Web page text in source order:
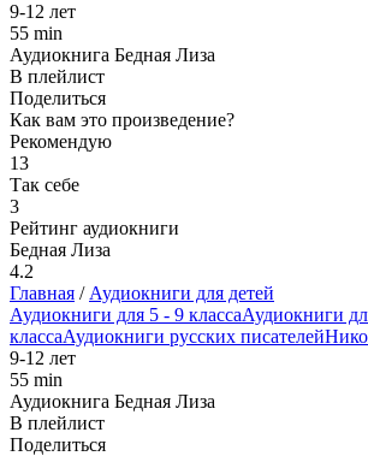
9-12 лет
55 min
Аудиокнига Бедная Лиза
В плейлист
Поделиться
Как вам это произведение?
Рекомендую
13
Так себе
3
Рейтинг аудиокниги
Бедная Лиза
4.2
Главная / Аудиокниги для детей
Аудиокниги для 5 - 9 классаАудиокниги
классаАудиокниги русских писателей
9-12 лет
55 min
Аудиокнига Бедная Лиза
В плейлист
Поделиться